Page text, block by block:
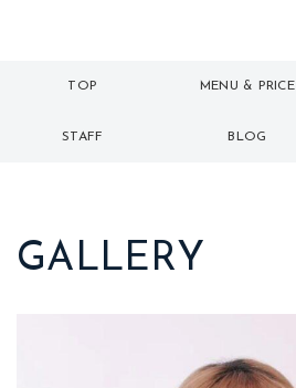
TOP
トップ
MENU & PRICE
メニュー
STAFF BLOG
GALLERY